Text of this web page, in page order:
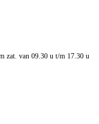
zat. van 09.30 u t/m 17.30 u